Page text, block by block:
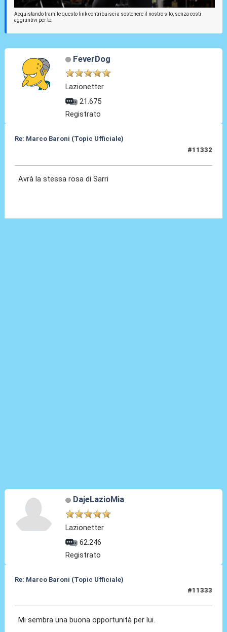
Acquistando tramite questo link contribuisci a sostenere il nostro sito, senza costi
aggiuntivi per te.
FeverDog
Lazionetter
21.675
Registrato
Re: Marco Baroni (Topic Ufficiale)
#11332
Avrà la stessa rosa di Sarri
DajeLazioMia
Lazionetter
62.246
Registrato
Re: Marco Baroni (Topic Ufficiale)
#11333
Mi sembra una buona opportunità per lui.